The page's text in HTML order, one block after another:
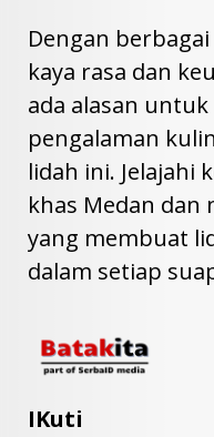
Dengan
kaya rasa dan
ada alasan
pengalaman
lidah ini. Jelajahi
khas Medan dan
yang membuat
dalam setiap
IKuti